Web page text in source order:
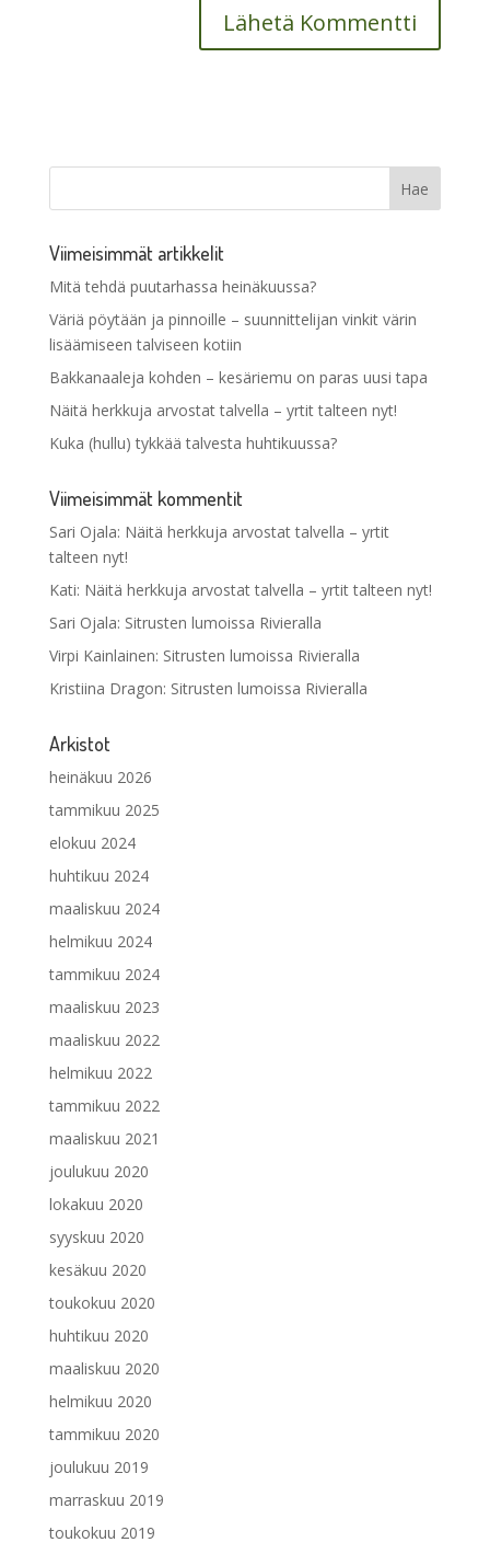
Viimeisimmät artikkelit
Mitä tehdä puutarhassa heinäkuussa?
Väriä pöytään ja pinnoille – suunnittelijan vinkit värin
lisäämiseen talviseen kotiin
Bakkanaaleja kohden – kesäriemu on paras uusi tapa
Näitä herkkuja arvostat talvella – yrtit talteen nyt!
Kuka (hullu) tykkää talvesta huhtikuussa?
Viimeisimmät kommentit
Sari Ojala: Näitä herkkuja arvostat talvella – yrtit
talteen nyt!
Kati: Näitä herkkuja arvostat talvella – yrtit talteen nyt!
Sari Ojala: Sitrusten lumoissa Rivieralla
Virpi Kainlainen: Sitrusten lumoissa Rivieralla
Kristiina Dragon: Sitrusten lumoissa Rivieralla
Arkistot
heinäkuu 2026
tammikuu 2025
elokuu 2024
huhtikuu 2024
maaliskuu 2024
helmikuu 2024
tammikuu 2024
maaliskuu 2023
maaliskuu 2022
helmikuu 2022
tammikuu 2022
maaliskuu 2021
joulukuu 2020
lokakuu 2020
syyskuu 2020
kesäkuu 2020
toukokuu 2020
huhtikuu 2020
maaliskuu 2020
helmikuu 2020
tammikuu 2020
joulukuu 2019
marraskuu 2019
toukokuu 2019